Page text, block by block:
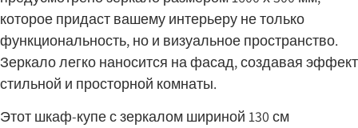
которое придаст вашему интерьеру не только
функциональность, но и визуальное пространство.
Зеркало легко наносится на фасад, создавая эффект
стильной и просторной комнаты.
Этот шкаф-купе с зеркалом шириной 130 см